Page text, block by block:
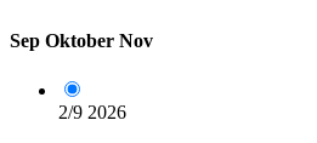
Sep Oktober Nov
2/9 2026